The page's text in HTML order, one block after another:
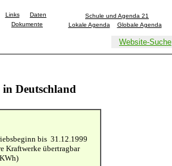
Links
Daten
Dokumente
Schule und Agenda 21
Lokale Agenda
Globale Agenda
Website-Suche
Deutschland
bis 31.12.1999
Kraftwerke übertragbar